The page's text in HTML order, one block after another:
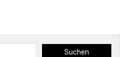
Suchen